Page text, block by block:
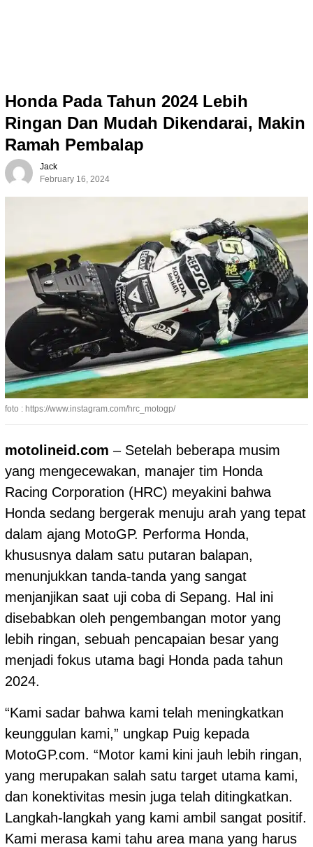
Honda Pada Tahun 2024 Lebih
Ringan Dan Mudah Dikendarai, Makin
Ramah Pembalap
Jack
February 16, 2024
foto : https://www.instagram.com/hrc_motogp/
motolineid.com – Setelah beberapa musim
yang mengecewakan, manajer tim Honda
Racing Corporation (HRC) meyakini bahwa
Honda sedang bergerak menuju arah yang tepat
dalam ajang MotoGP. Performa Honda,
khususnya dalam satu putaran balapan,
menunjukkan tanda-tanda yang sangat
menjanjikan saat uji coba di Sepang. Hal ini
disebabkan oleh pengembangan motor yang
lebih ringan, sebuah pencapaian besar yang
menjadi fokus utama bagi Honda pada tahun
2024.
“Kami sadar bahwa kami telah meningkatkan
keunggulan kami,” ungkap Puig kepada
MotoGP.com. “Motor kami kini jauh lebih ringan,
yang merupakan salah satu target utama kami,
dan konektivitas mesin juga telah ditingkatkan.
Langkah-langkah yang kami ambil sangat positif.
Kami merasa kami tahu area mana yang harus